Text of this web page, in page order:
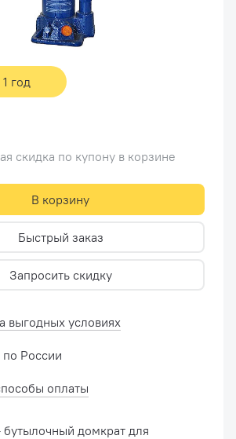
1 год
домкрат для
скидка по купону в корзине
В корзину
Быстрый заказ
Запросить скидку
выгодных условиях
по России
оплаты